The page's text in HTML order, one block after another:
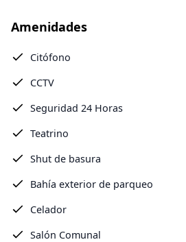
Amenidades
Citófono
CCTV
Seguridad 24 Horas
Teatrino
Shut de basura
Bahía exterior de parqueo
Celador
Salón Comunal